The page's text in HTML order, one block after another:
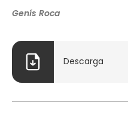
Genís Roca
Descarga